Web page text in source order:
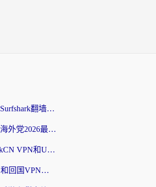
海外党必看：除了Surfshark翻墙回国，这些加速器选择技巧你真的懂吗？
回国后怎么翻墙？海外党2026最新无缝访问国内资源全攻略（附对比实测）
海外党必看：ChickCN VPN和UfunR VPN对比哪个回国效果更好？附实用选择指南
云极VPN好用吗？和回国VPN对比哪个回国效果更好？海外党亲测避坑指南